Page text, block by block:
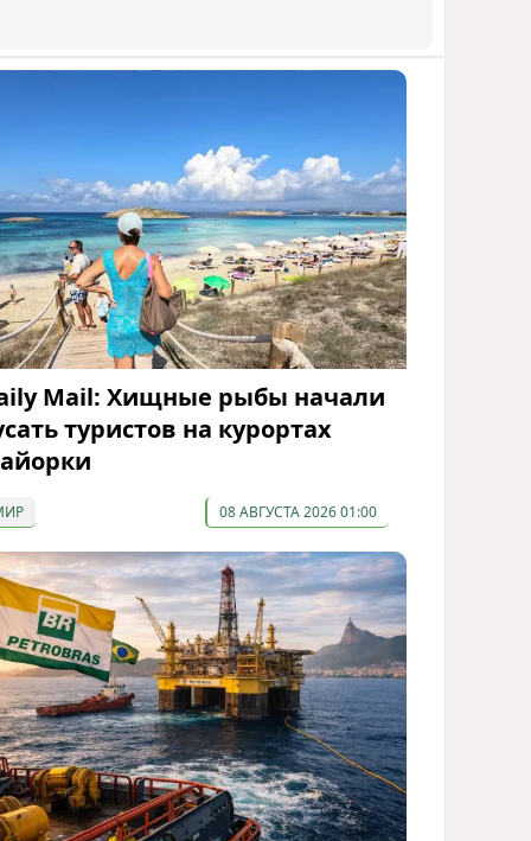
Mail: Хищные рыбы начали
туристов на курортах
08 АВГУСТА 2026 01:00